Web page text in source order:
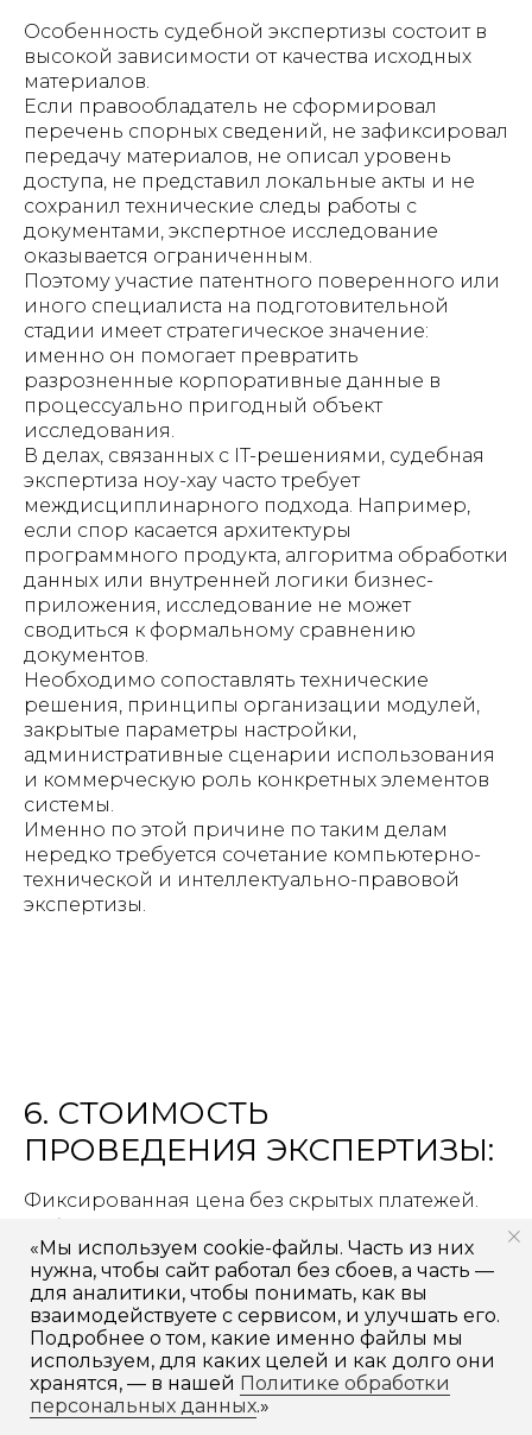
Особенность судебной экспертизы состоит в
высокой зависимости от качества исходных
материалов.
Если правообладатель не сформировал
перечень спорных сведений, не зафиксировал
передачу материалов, не описал уровень
доступа, не представил локальные акты и не
сохранил технические следы работы с
документами, экспертное исследование
оказывается ограниченным.
Поэтому участие патентного поверенного или
иного специалиста на подготовительной
стадии имеет стратегическое значение:
именно он помогает превратить
разрозненные корпоративные данные в
процессуально пригодный объект
исследования.
В делах, связанных с IT-решениями, судебная
экспертиза ноу-хау часто требует
междисциплинарного подхода. Например,
если спор касается архитектуры
программного продукта, алгоритма обработки
данных или внутренней логики бизнес-
приложения, исследование не может
сводиться к формальному сравнению
документов.
Необходимо сопоставлять технические
решения, принципы организации модулей,
закрытые параметры настройки,
административные сценарии использования
и коммерческую роль конкретных элементов
системы.
Именно по этой причине по таким делам
нередко требуется сочетание компьютерно-
технической и интеллектуально-правовой
экспертизы.
6. СТОИМОСТЬ
ПРОВЕДЕНИЯ ЭКСПЕРТИЗЫ:
Фиксированная цена без скрытых платежей.
РЕКОМЕНДУЕМ · РАСШИРЕННАЯ ЭКСПЕРТИЗА
РАСШИРЕННАЯ ЭКСПЕРТИЗА НОУ-
ХАУ
«Мы используем cookie-файлы. Часть из них
нужна, чтобы сайт работал без сбоев, а часть —
для аналитики, чтобы понимать, как вы
взаимодействуете с сервисом, и улучшать его.
Подробнее о том, какие именно файлы мы
используем, для каких целей и как долго они
хранятся, — в нашей Политике обработки
персональных данных.»